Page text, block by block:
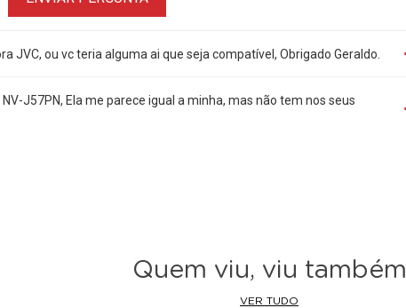
JVC, ou vc teria alguma ai que seja compatível, Obrigado Geraldo.
J57PN, Ela me parece igual a minha, mas não tem nos seus
Quem viu, viu também
VER TUDO